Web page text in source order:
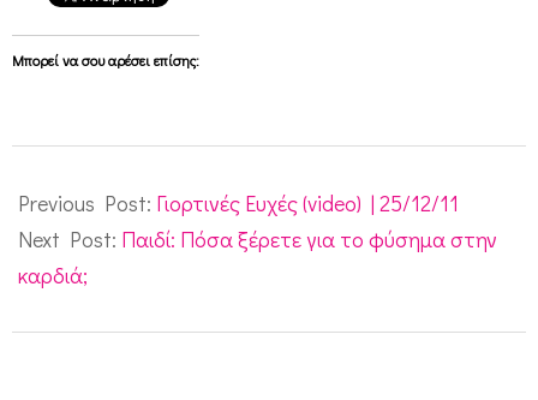
Μπορεί να σου αρέσει επίσης:
12-
27
Previous Post: Γιορτινές Ευχές (video) | 25/12/11
Next Post: Παιδί: Πόσα ξέρετε για το φύσημα στην
καρδιά;